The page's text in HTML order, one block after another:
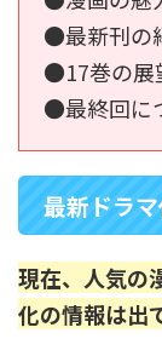
●最新刊の
●17巻の展
●最終回に
最新ドラ
現在、人気の
化の情報は出